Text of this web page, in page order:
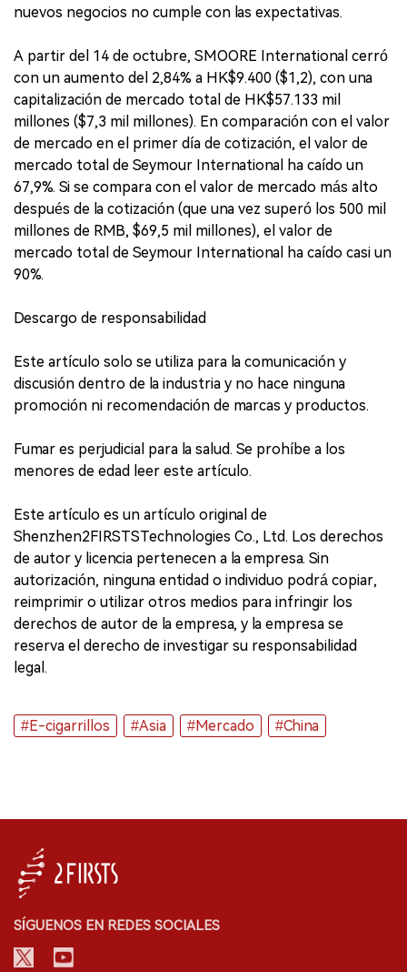
nuevos negocios no cumple con las expectativas.
A partir del 14 de octubre, SMOORE International cerró
con un aumento del 2,84% a HK$9.400 ($1,2), con una
capitalización de mercado total de HK$57.133 mil
millones ($7,3 mil millones). En comparación con el valor
de mercado en el primer día de cotización, el valor de
mercado total de Seymour International ha caído un
67,9%. Si se compara con el valor de mercado más alto
después de la cotización (que una vez superó los 500 mil
millones de RMB, $69,5 mil millones), el valor de
mercado total de Seymour International ha caído casi un
90%.
Descargo de responsabilidad
Este artículo solo se utiliza para la comunicación y
discusión dentro de la industria y no hace ninguna
promoción ni recomendación de marcas y productos.
Fumar es perjudicial para la salud. Se prohíbe a los
menores de edad leer este artículo.
Este artículo es un artículo original de
Shenzhen2FIRSTSTechnologies Co., Ltd. Los derechos
de autor y licencia pertenecen a la empresa. Sin
autorización, ninguna entidad o individuo podrá copiar,
reimprimir o utilizar otros medios para infringir los
derechos de autor de la empresa, y la empresa se
reserva el derecho de investigar su responsabilidad
legal.
#E-cigarrillos #Asia #Mercado #China
SÍGUENOS EN REDES SOCIALES